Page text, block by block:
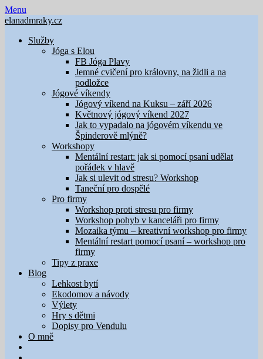
Skip
to
Menu
elanadmraky.cz
Služby
Jóga s Elou
FB Jóga Plavy
Jemné cvičení pro královny, na židli a na
podložce
Jógové víkendy
Jógový víkend na Kuksu – září 2026
Květnový jógový víkend 2027
Jak to vypadalo na jógovém víkendu ve
Špinderově mlýně?
Workshopy
Mentální restart: jak si pomocí psaní udělat
pořádek v hlavě
Jak si ulevit od stresu? Workshop
Taneční pro dospělé
Pro firmy
Workshop proti stresu pro firmy
Workshop pohyb v kanceláři pro firmy
Mozaika týmu – kreativní workshop pro firmy
Mentální restart pomocí psaní – workshop pro
firmy
Tipy z praxe
Blog
Lehkost bytí
Ekodomov a návody
Výlety
Hry s dětmi
Dopisy pro Vendulu
O mně